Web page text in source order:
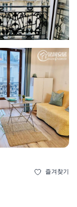
즐겨찾기